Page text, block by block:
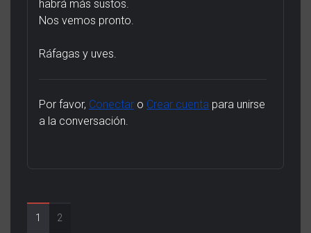
habrá más sustos.
Nos vemos pronto.
Ráfagas y uves.
Por favor, Conectar o Crear cuenta para unirse
a la conversación.
1 2